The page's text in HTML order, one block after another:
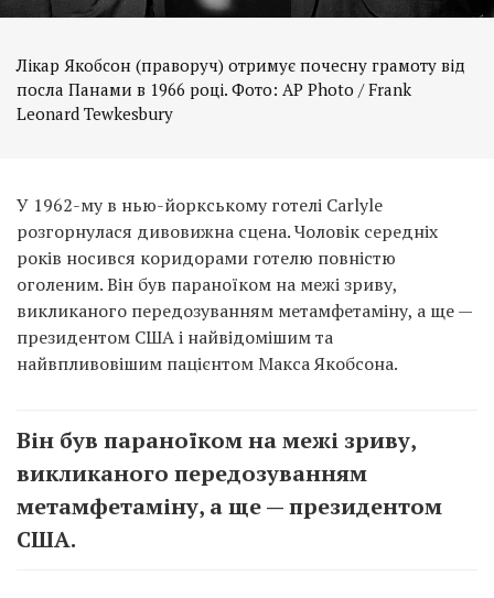
Лікар Якобсон (праворуч) отримує почесну грамоту від
посла Панами в 1966 році. Фото: AP Photo / Frank
Leonard Tewkesbury
У 1962-му в нью-йоркському готелі Carlyle
розгорнулася дивовижна сцена. Чоловік середніх
років носився коридорами готелю повністю
оголеним. Він був параноїком на межі зриву,
викликаного передозуванням метамфетаміну, а ще —
президентом США і найвідомішим та
найвпливовішим пацієнтом Макса Якобсона.
Він був параноїком на межі зриву,
викликаного передозуванням
метамфетаміну, а ще — президентом
США.